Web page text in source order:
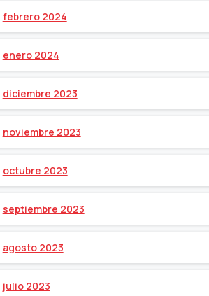
febrero 2024
enero 2024
diciembre 2023
noviembre 2023
octubre 2023
septiembre 2023
agosto 2023
julio 2023